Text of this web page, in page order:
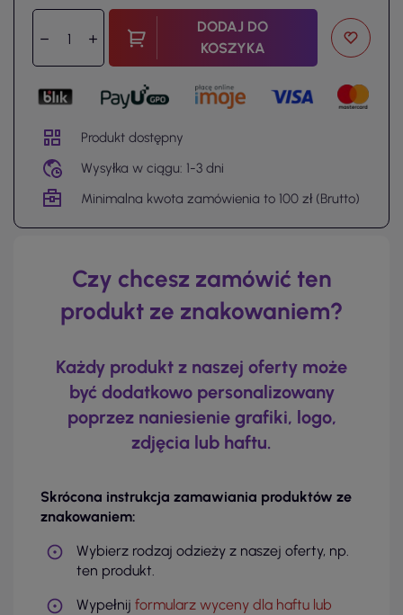
DODAJ DO
KOSZYKA
Produkt dostępny
Wysyłka w ciągu: 1-3 dni
Minimalna kwota zamówienia to 100 zł (Brutto)
Czy chcesz zamówić ten
produkt ze znakowaniem?
Każdy produkt z naszej oferty może
być dodatkowo personalizowany
poprzez naniesienie grafiki, logo,
zdjęcia lub haftu.
Skrócona instrukcja zamawiania produktów ze
znakowaniem:
Wybierz rodzaj odzieży z naszej oferty, np.
ten produkt.
Wypełnij formularz wyceny dla haftu lub